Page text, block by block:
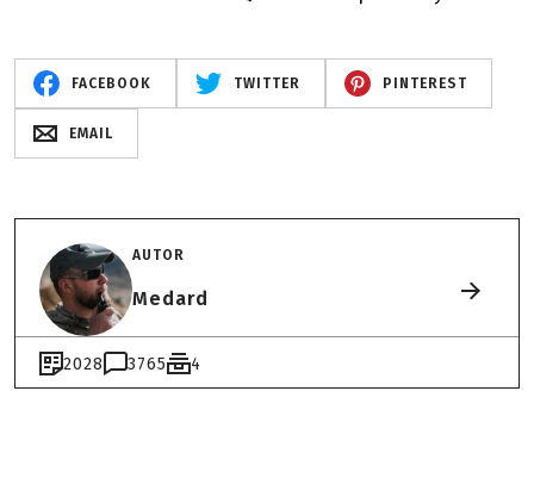
FACEBOOK TWITTER PINTEREST
EMAIL
AUTOR
Medard
2028 3765 4